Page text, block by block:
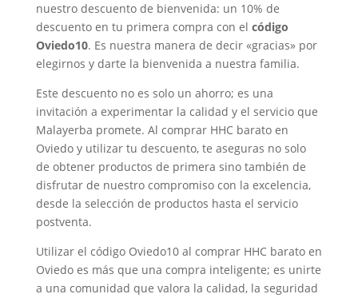
nuestro descuento de bienvenida: un 10% de
descuento en tu primera compra con el código
Oviedo10. Es nuestra manera de decir «gracias» por
elegirnos y darte la bienvenida a nuestra familia.
Este descuento no es solo un ahorro; es una
invitación a experimentar la calidad y el servicio que
Malayerba promete. Al comprar HHC barato en
Oviedo y utilizar tu descuento, te aseguras no solo
de obtener productos de primera sino también de
disfrutar de nuestro compromiso con la excelencia,
desde la selección de productos hasta el servicio
postventa.
Utilizar el código Oviedo10 al comprar HHC barato en
Oviedo es más que una compra inteligente; es unirte
a una comunidad que valora la calidad, la seguridad